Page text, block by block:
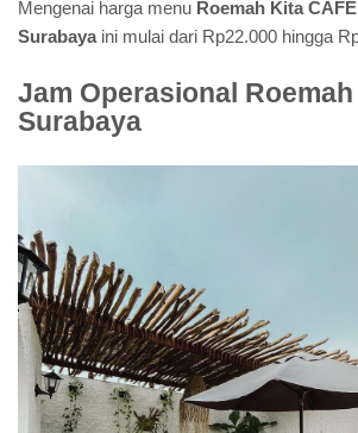
Mengenai harga menu Roemah Kita
Surabayaini mulai dari Rp22.000 hingga
Jam Operasional
Surabaya